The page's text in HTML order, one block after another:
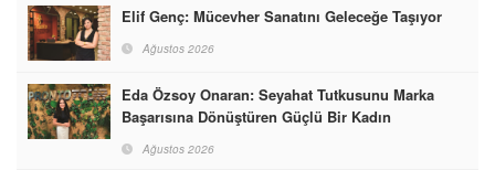
Elif Genç: Mücevher Sanatını Geleceğe Taşıyor
Ağustos 2026
Eda Özsoy Onaran: Seyahat Tutkusunu Marka
Başarısına Dönüştüren Güçlü Bir Kadın
Ağustos 2026